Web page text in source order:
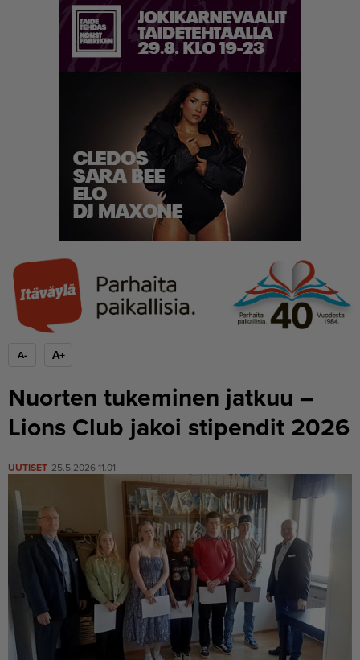
A- A+
Nuorten tukeminen jatkuu –
Lions Club jakoi stipendit 2026
UUTISET 25.5.2026 11.01